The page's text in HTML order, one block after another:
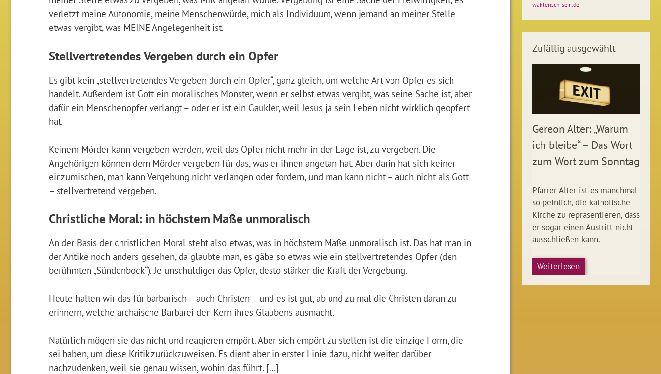
verletzt meine Autonomie, meine Menschenwürde, mich als Individuum, wenn jemand an meiner Stelle
etwas vergibt, was MEINE Angelegenheit ist.
Stellvertretendes Vergeben durch ein Opfer
Es gibt kein „stellvertretendes Vergeben durch ein Opfer“, ganz gleich, um welche Art von Opfer es sich
handelt. Außerdem ist Gott ein moralisches Monster, wenn er selbst etwas vergibt, was seine Sache ist, aber
dafür ein Menschenopfer verlangt – oder er ist ein Gaukler, weil Jesus ja sein Leben nicht wirklich geopfert
hat.
Keinem Mörder kann vergeben werden, weil das Opfer nicht mehr in der Lage ist, zu vergeben. Die
Angehörigen können dem Mörder vergeben für das, was er ihnen angetan hat. Aber darin hat sich keiner
einzumischen, man kann Vergebung nicht verlangen oder fordern, und man kann nicht – auch nicht als Gott
– stellvertretend vergeben.
Christliche Moral: in höchstem Maße unmoralisch
An der Basis der christlichen Moral steht also etwas, was in höchstem Maße unmoralisch ist. Das hat man in
der Antike noch anders gesehen, da glaubte man, es gäbe so etwas wie ein stellvertretendes Opfer (den
berühmten „Sündenbock“). Je unschuldiger das Opfer, desto stärker die Kraft der Vergebung.
Heute halten wir das für barbarisch – auch Christen – und es ist gut, ab und zu mal die Christen daran zu
erinnern, welche archaische Barbarei den Kern ihres Glaubens ausmacht.
Natürlich mögen sie das nicht und reagieren empört. Aber sich empört zu stellen ist die einzige Form, die
sei haben, um diese Kritik zurückzuweisen. Es dient aber in erster Linie dazu, nicht weiter darüber
nachzudenken, weil sie genau wissen, wohin das führt. […]
wählerisch-sein.de
Zufällig ausgewählt
Gereon Alter: „Warum
ich bleibe“ – Das Wort
zum Wort zum Sonntag
Pfarrer Alter ist es manchmal
so peinlich, die katholische
Kirche zu repräsentieren, dass
er sogar einen Austritt nicht
ausschließen kann.
Weiterlesen